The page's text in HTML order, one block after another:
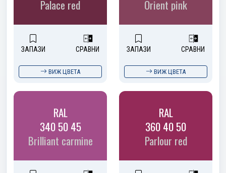
Palace red
ЗАПАЗИ СРАВНИ
ВИЖ ЦВЕТА
Orient pink
ЗАПАЗИ СРАВНИ
ВИЖ ЦВЕТА
RAL
340 50 45
Brilliant carmine
RAL
360 40 50
Parlour red